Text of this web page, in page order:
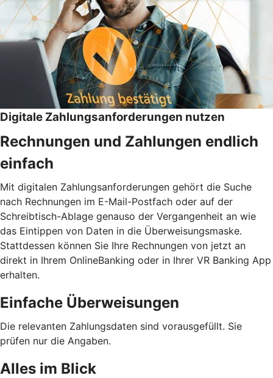
Digitale Zahlungsanforderungen nutzen
Rechnungen und Zahlungen endlich
einfach
Mit digitalen Zahlungsanforderungen gehört die Suche
nach Rechnungen im E-Mail-Postfach oder auf der
Schreibtisch-Ablage genauso der Vergangenheit an wie
das Eintippen von Daten in die Überweisungsmaske.
Stattdessen können Sie Ihre Rechnungen von jetzt an
direkt in Ihrem OnlineBanking oder in Ihrer VR Banking App
erhalten.
Einfache Überweisungen
Die relevanten Zahlungsdaten sind vorausgefüllt. Sie
prüfen nur die Angaben.
Alles im Blick